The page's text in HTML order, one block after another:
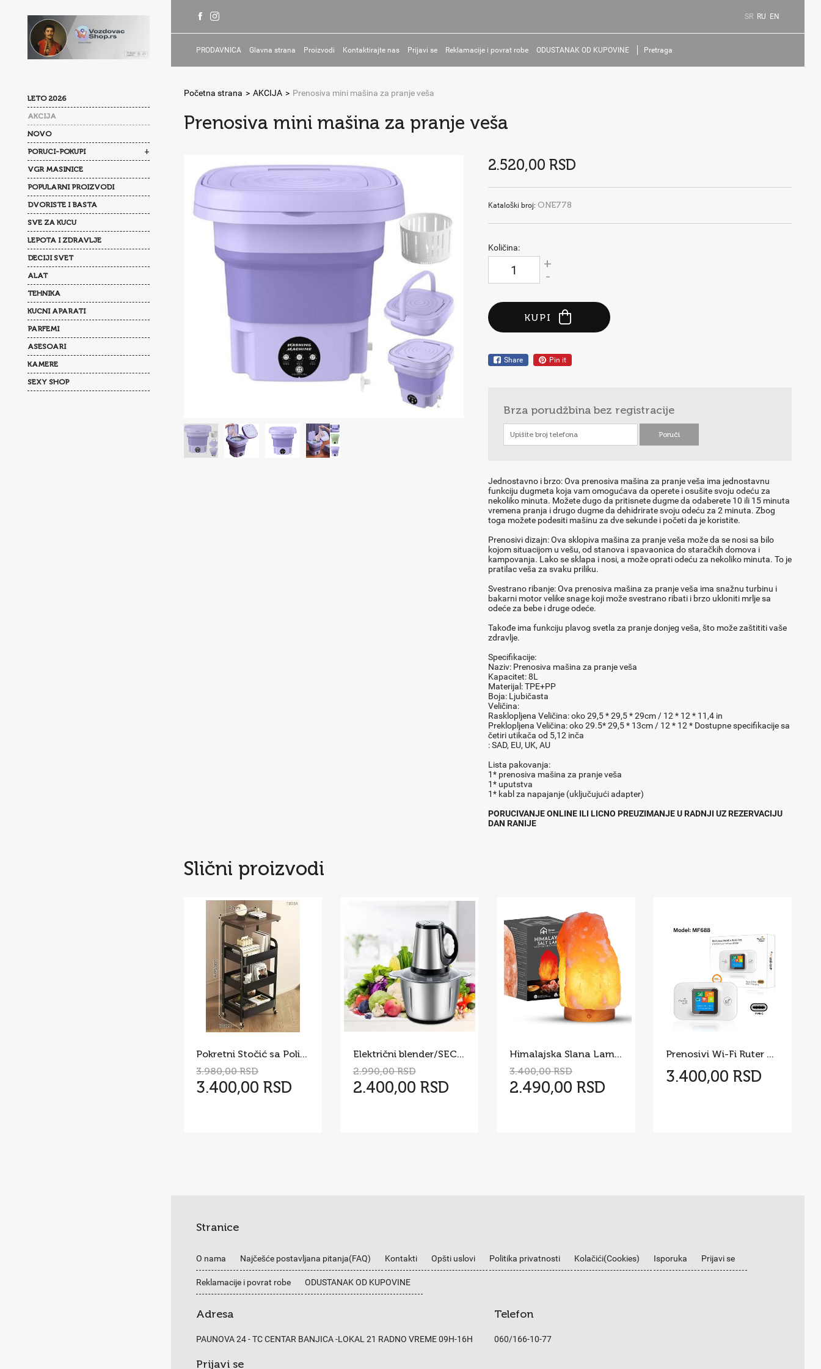
LETO 2026
AKCIJA
NOVO
PORUCI-POKUPI +
VGR MASINICE
POPULARNI PROIZVODI
DVORISTE I BASTA
SVE ZA KUCU
LEPOTA I ZDRAVLJE
DECIJI SVET
ALAT
TEHNIKA
KUCNI APARATI
PARFEMI
ASESOARI
KAMERE
SEXY SHOP
SR RU EN
PRODAVNICA Glavna strana Proizvodi Kontaktirajte nas Prijavi se Reklamacije i povrat robe ODUSTANAK OD KUPOVINE Pretraga
Početna strana > AKCIJA > Prenosiva mini mašina za pranje veša
Prenosiva mini mašina za pranje veša
2.520,00 RSD
Kataloški broj: ONE778
Količina:
+
-
KUPI
Share Pin it
Brza porudžbina bez registracije
Jednostavno i brzo: Ova prenosiva mašina za pranje veša ima jednostavnu
funkciju dugmeta koja vam omogućava da operete i osušite svoju odeću za
nekoliko minuta. Možete dugo da pritisnete dugme da odaberete 10 ili 15 minuta
vremena pranja i drugo dugme da dehidrirate svoju odeću za 2 minuta. Zbog
toga možete podesiti mašinu za dve sekunde i početi da je koristite.
Prenosivi dizajn: Ova sklopiva mašina za pranje veša može da se nosi sa bilo
kojom situacijom u vešu, od stanova i spavaonica do staračkih domova i
kampovanja. Lako se sklapa i nosi, a može oprati odeću za nekoliko minuta. To je
pratilac veša za svaku priliku.
Svestrano ribanje: Ova prenosiva mašina za pranje veša ima snažnu turbinu i
bakarni motor velike snage koji može svestrano ribati i brzo ukloniti mrlje sa
odeće za bebe i druge odeće.
Takođe ima funkciju plavog svetla za pranje donjeg veša, što može zaštititi vaše
zdravlje.
Specifikacije:
Naziv: Prenosiva mašina za pranje veša
Kapacitet: 8L
Materijal: TPE+PP
Boja: Ljubičasta
Veličina:
Rasklopljena Veličina: oko 29,5 * 29,5 * 29cm / 12 * 12 * 11,4 in
Preklopljena Veličina: oko 29.5* 29,5 * 13cm / 12 * 12 * Dostupne specifikacije sa
četiri utikača od 5,12 inča
: SAD, EU, UK, AU
Lista pakovanja:
1* prenosiva mašina za pranje veša
1* uputstva
1* kabl za napajanje (uključujući adapter)
PORUCIVANJE ONLINE ILI LICNO PREUZIMANJE U RADNJI UZ REZERVACIJU
DAN RANIJE
Slični proizvodi
Pokretni Stočić sa Policama i Drvenom Pločom – Višenamenska
3.980,00 RSD
3.400,00 RSD
Električni blender/SECKO 5 l
2.990,00 RSD
2.400,00 RSD
Himalajska Slana Lampa
3.400,00 RSD
2.490,00 RSD
Prenosivi Wi-Fi Ruter MF688
3.400,00 RSD
Stranice
O nama Najčešće postavljana pitanja(FAQ) Kontakti Opšti uslovi Politika privatnosti Kolačići(Cookies) Isporuka Prijavi se
Reklamacije i povrat robe ODUSTANAK OD KUPOVINE
Adresa
PAUNOVA 24 - TC CENTAR BANJICA -LOKAL 21 RADNO VREME 09H-16H
Telefon
060/166-10-77
Prijavi se